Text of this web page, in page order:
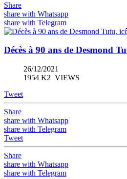
Share
share with Whatsapp
share with Telegram
Décès à 90 ans de Desmond
26/12/2021
1954 K2_VIEWS
Tweet
Share
share with Whatsapp
share with Telegram
Tweet
Share
share with Whatsapp
share with Telegram